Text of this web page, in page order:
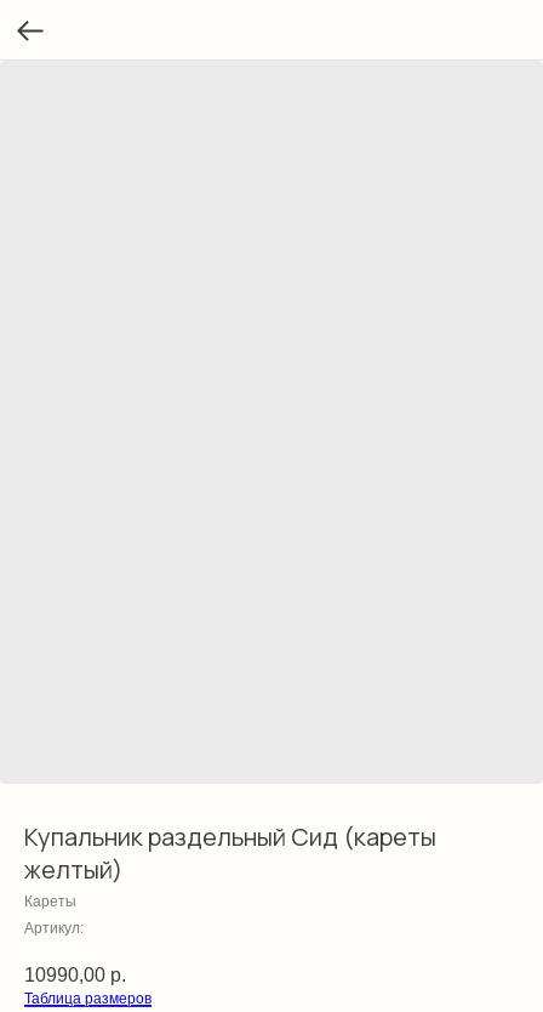
Купальник раздельный Сид (кареты
желтый)
Кареты
Артикул:
10990,00 р.
Таблица размеров